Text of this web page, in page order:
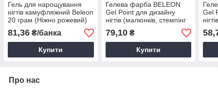
Гель для нарощування
нігтів камуфляжний Beleon
20 грам (Ніжно рожевий)
81,36 ₴/банка
Купити
Гелева фарба BELEON
Gel Point для дизайну
нігтів (малюнків, стемпінг
дизайну)7 грам (Silver)
79,10₴
Купити
Gel
Про нас